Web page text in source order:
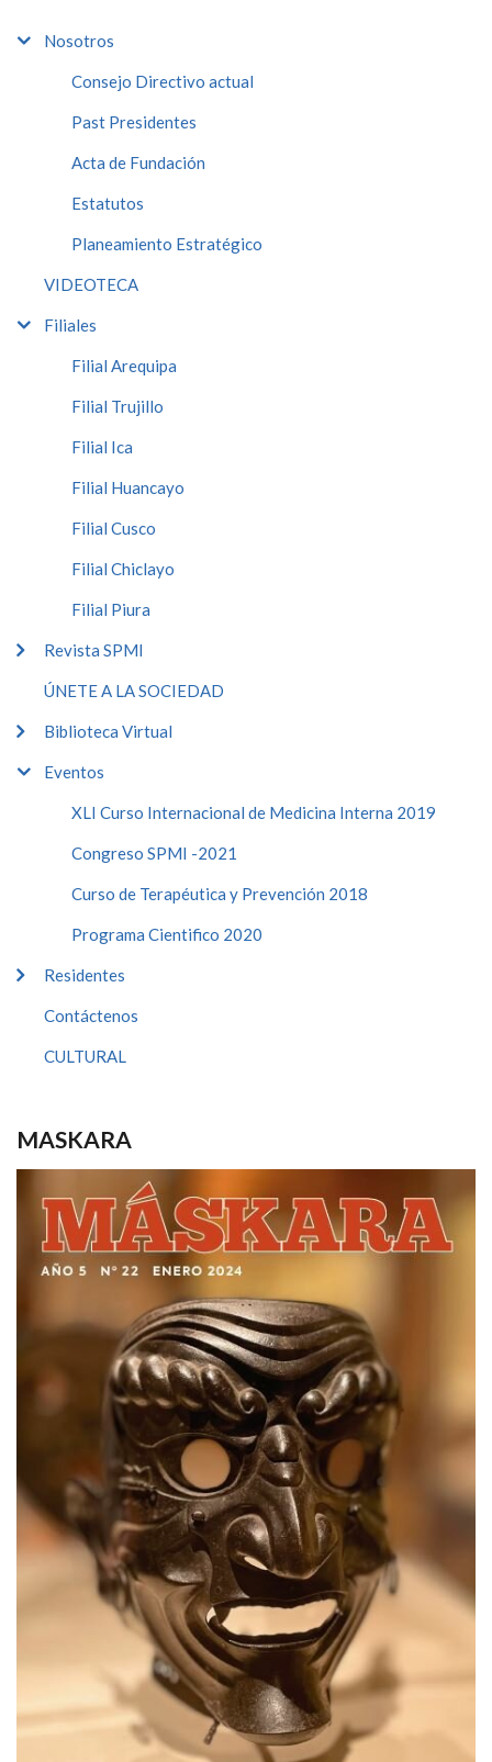
Nosotros
Consejo Directivo actual
Past Presidentes
Acta de Fundación
Estatutos
Planeamiento Estratégico
VIDEOTECA
Filiales
Filial Arequipa
Filial Trujillo
Filial Ica
Filial Huancayo
Filial Cusco
Filial Chiclayo
Filial Piura
Revista SPMI
ÚNETE A LA SOCIEDAD
Biblioteca Virtual
Eventos
XLI Curso Internacional de Medicina Interna 2019
Congreso SPMI -2021
Curso de Terapéutica y Prevención 2018
Programa Cientifico 2020
Residentes
Contáctenos
CULTURAL
MASKARA